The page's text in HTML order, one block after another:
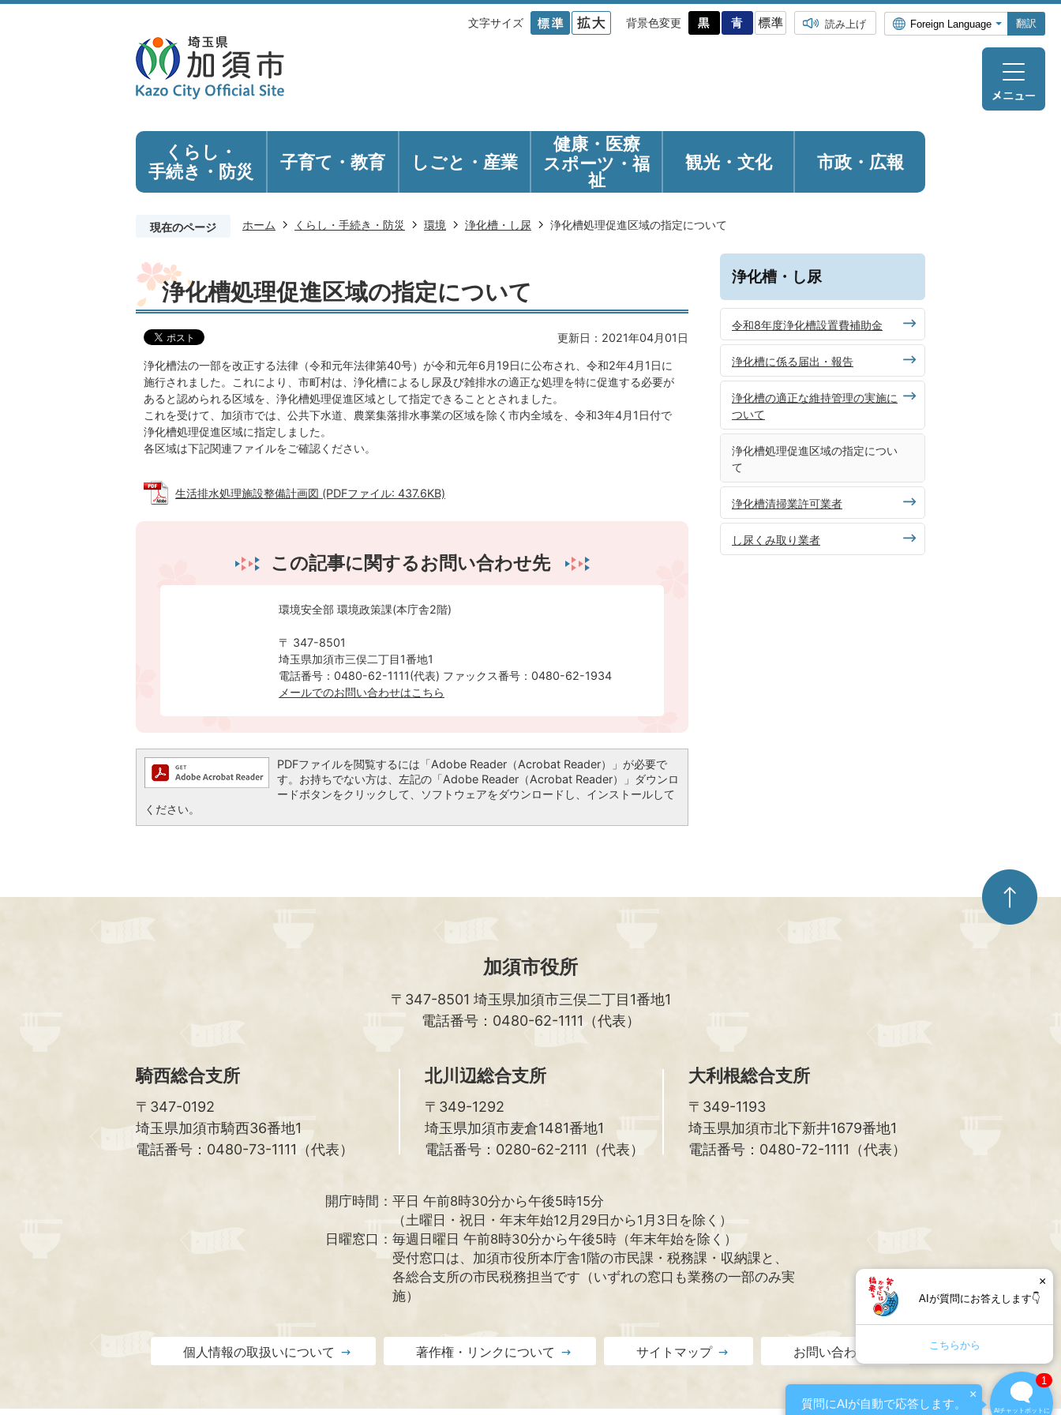
文字サイズ 背景色変更 読み上げ 翻訳
くらし・
手続き ・防災 子育て・教育 しごと・産業
健康・医療
スポーツ・福
祉
観光・ 文化 市政・広報
現在のページ ホーム くらし・手続き・防災 環境 浄化槽・し尿 浄化槽処理促進区域の指定について
浄化槽処理促進区域の指定について
更新日：2021年04月01日
浄化槽法の一部を改正する法律（令和元年法律第40号）が令和元年6月19日に公布され、令和2年4月1日に
施行されました。これにより、市町村は、浄化槽によるし尿及び雑排水の適正な処理を特に促進する必要が
あると認められる区域を、浄化槽処理促進区域として指定できることとされました。
これを受けて、加須市では、公共下水道、農業集落排水事業の区域を除く市内全域を、令和3年4月1日付で
浄化槽処理促進区域に指定しました。
各区域は下記関連ファイルをご確認ください。
生活排水処理施設整備計画図 (PDFファイル: 437.6KB)
この記事に関するお問い合わせ先
環境安全部 環境政策課(本庁舎2階)
〒 347-8501
埼玉県加須市三俣二丁目1番地1
電話番号：0480-62-1111(代表) ファックス番号：0480-62-1934
メールでのお問い合わせはこちら
PDFファイルを閲覧するには「Adobe Reader（Acrobat Reader）」が必要で
す。お持ちでない方は、左記の「Adobe Reader（Acrobat Reader）」ダウンロ
ードボタンをクリックして、ソフトウェアをダウンロードし、インストールして
ください。
浄化槽・し尿
令和8年度浄化槽設置費補助金
浄化槽に係る届出・報告
浄化槽の適正な維持管理の実施に
ついて
浄化槽処理促進区域の指定につい
て
浄化槽清掃業許可業者
し尿くみ取り業者
ペ
ー
ジ
加須市役所
〒347-8501 埼玉県加須市三俣二丁目1番地1
電話番号：0480-62-1111（代表）
騎西総合支所
〒347-0192
埼玉県加須市騎西36番地1
電話番号：0480-73-1111（代表）
北川辺総合支所
〒349-1292
埼玉県加須市麦倉1481番地1
電話番号：0280-62-2111（代表）
大利根総合支所
〒349-1193
埼玉県加須市北下新井1679番地1
電話番号：0480-72-1111（代表）
開庁時間： 平日 午前8時30分から午後5時15分
（土曜日・祝日・年末年始12月29日から1月3日を除く）
日曜窓口： 毎週日曜日 午前8時30分から午後5時（年末年始を除く）
受付窓口は、加須市役所本庁舎1階の市民課・税務課・収納課と、
各総合支所の市民税務担当です（いずれの窓口も業務の一部のみ実
施）
個人情報の取扱いについて 著作権・リンクについて サイトマップ お問い合わせ
AIが質問にお答えします👇
こちらから
×
質問にAIが自動で応答します。
×
AIチャットボットに
1